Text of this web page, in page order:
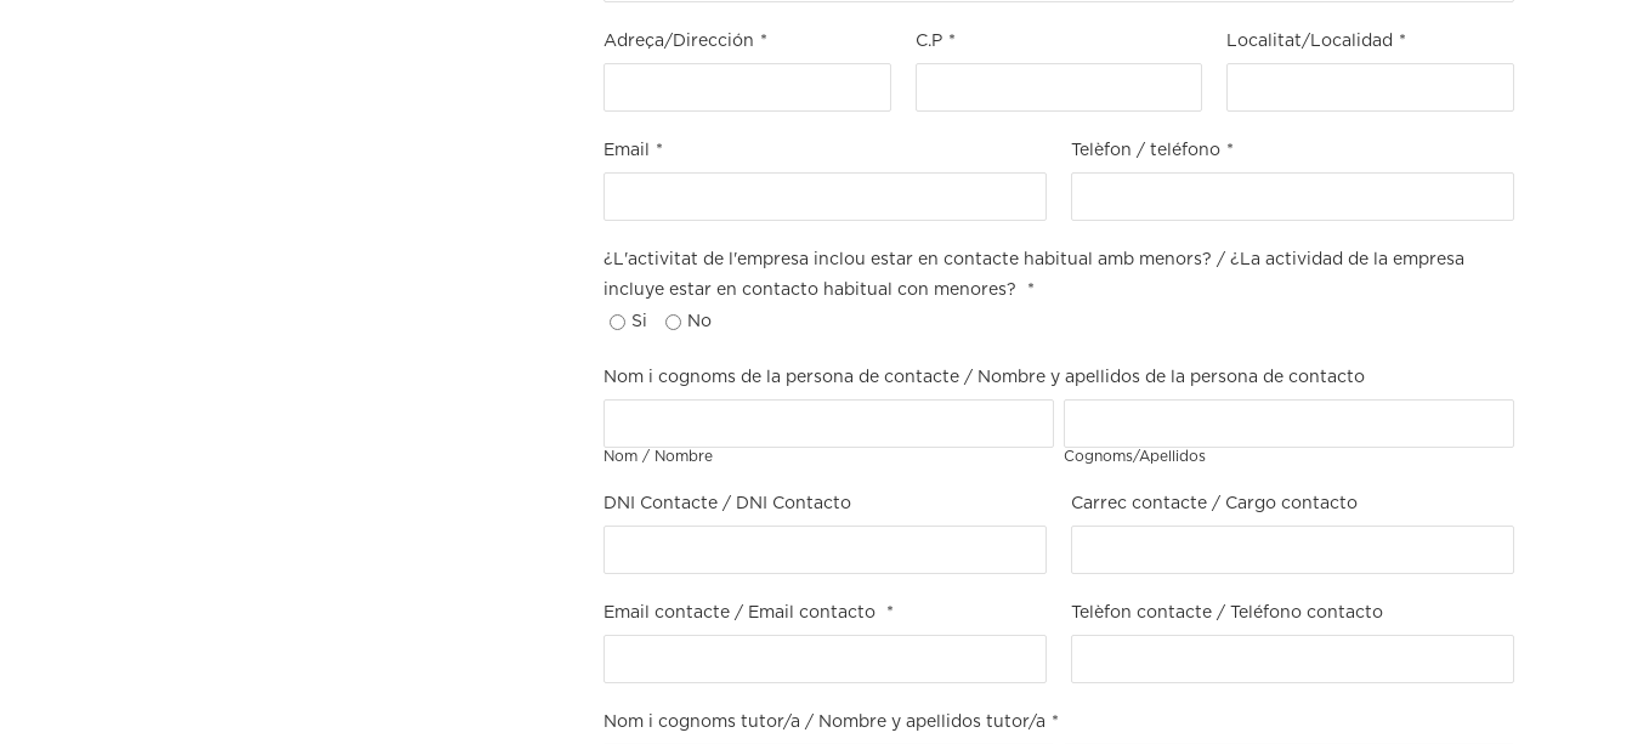
Adreça/Dirección * C.P * Localitat/Localidad *
Email * Telèfon / teléfono *
¿L'activitat de l'empresa inclou estar en contacte habitual amb menors? / ¿La actividad de la empresa
incluye estar en contacto habitual con menores?
*
Si
No
Nom i cognoms de la persona de contacte / Nombre y apellidos de la persona de contacto
Nom / Nombre Cognoms/Apellidos
DNI Contacte / DNI Contacto Carrec contacte / Cargo contacto
Email contacte / Email contacto * Telèfon contacte / Teléfono contacto
Nom i cognoms tutor/a / Nombre y apellidos tutor/a *